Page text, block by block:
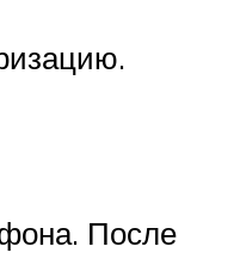
После